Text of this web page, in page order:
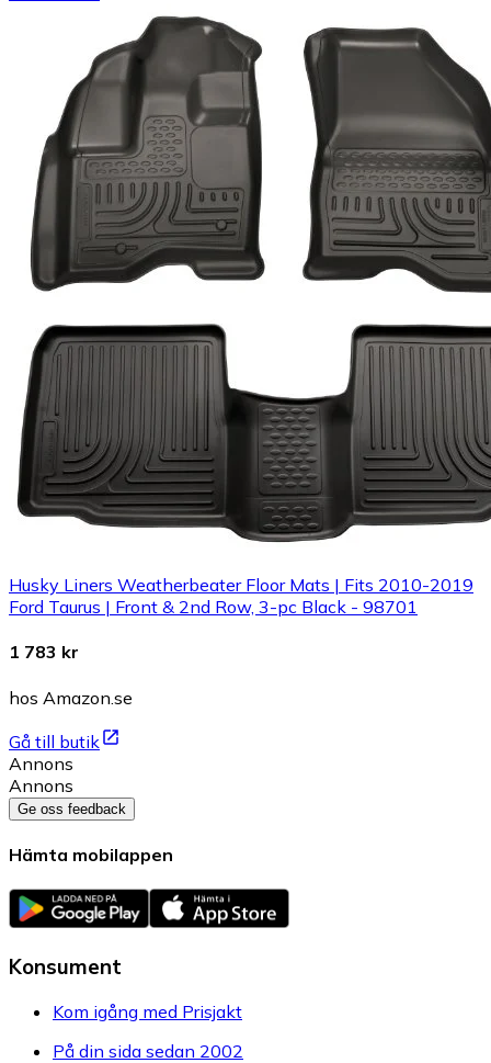
Husky Liners Weatherbeater Floor Mats | Fits 2010-2019
Ford Taurus | Front & 2nd Row, 3-pc Black - 98701
1 783 kr
hos Amazon.se
Gå till butik
Annons
Annons
Ge oss feedback
Hämta mobilappen
Konsument
Kom igång med Prisjakt
På din sida sedan 2002